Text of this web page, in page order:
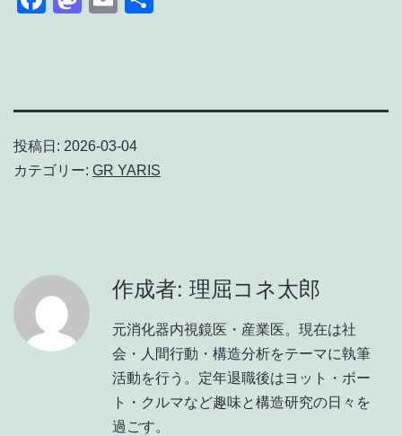
投稿日: 2026-03-04
カテゴリー: GR YARIS
作成者: 理屈コネ太郎
元消化器内視鏡医・産業医。現在は社
会・人間行動・構造分析をテーマに執筆
活動を行う。定年退職後はヨット・ボー
ト・クルマなど趣味と構造研究の日々を
過ごす。